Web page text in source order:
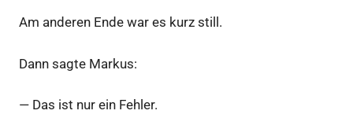
Am anderen Ende war es kurz still.
Dann sagte Markus:
— Das ist nur ein Fehler.